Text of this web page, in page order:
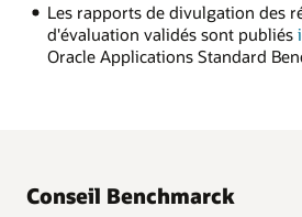
Les rapports de divulgation des
d'évaluation validés sont publiés
Oracle Applications Standard
Conseil Benchmarck